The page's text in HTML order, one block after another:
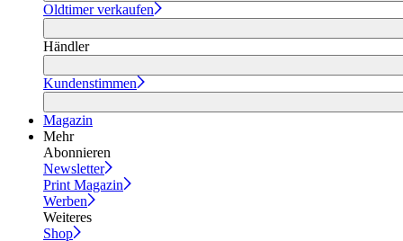
Oldtimer verkaufen
Händler
Kundenstimmen
Magazin
Mehr
Abonnieren
Newsletter
Print Magazin
Werben
Weiteres
Shop